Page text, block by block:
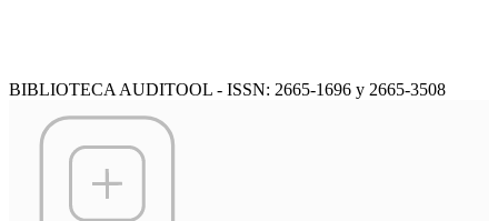
BIBLIOTECA AUDITOOL - ISSN: 2665-1696 y 2665-3508